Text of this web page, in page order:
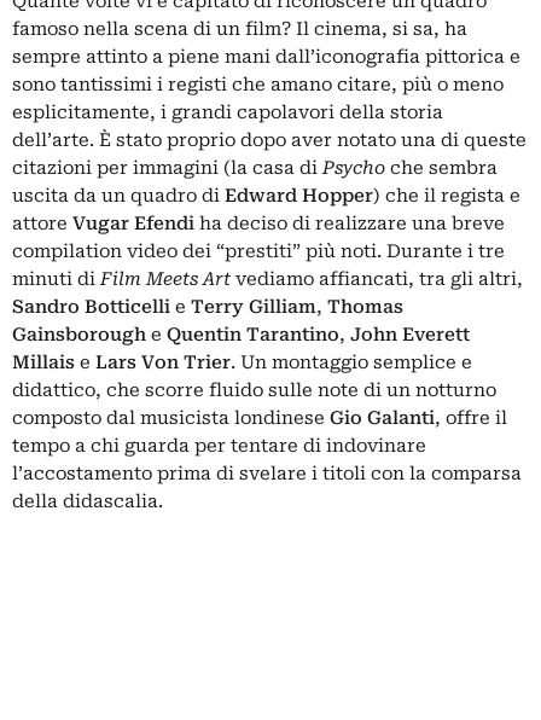
famoso nella scena di un film? Il cinema, si sa, ha
sempre attinto a piene mani dall’iconografia pittorica e
sono tantissimi i registi che amano citare, più o meno
esplicitamente, i grandi capolavori della storia
dell’arte. È stato proprio dopo aver notato una di queste
citazioni per immagini (la casa diPsycho che sembra
uscita da un quadro di Edward Hopper) che il regista e
attore Vugar Efendi ha deciso di realizzare una breve
compilation video dei “prestiti” più noti. Durante i tre
minuti diFilm Meets Art vediamo affiancati, tra gli altri,
Sandro Botticelli e Terry Gilliam, Thomas
Gainsborough e Quentin Tarantino, John Everett
Millais e Lars Von Trier. Un montaggio semplice e
didattico, che scorre fluido sulle note di un notturno
composto dal musicista londinese Gio Galanti, offre il
tempo a chi guarda per tentare di indovinare
l’accostamento prima di svelare i titoli con la comparsa
della didascalia.